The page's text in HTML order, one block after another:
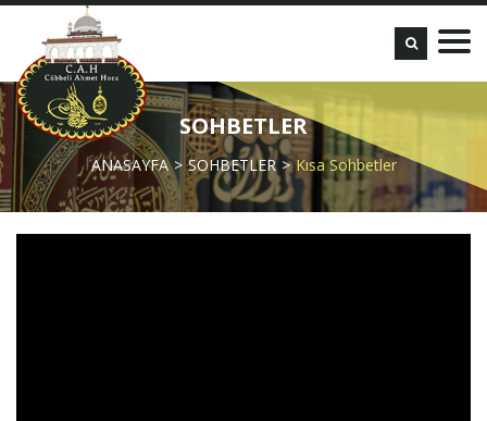
SOHBETLER
ANASAYFA SOHBETLER Kısa Sohbetler